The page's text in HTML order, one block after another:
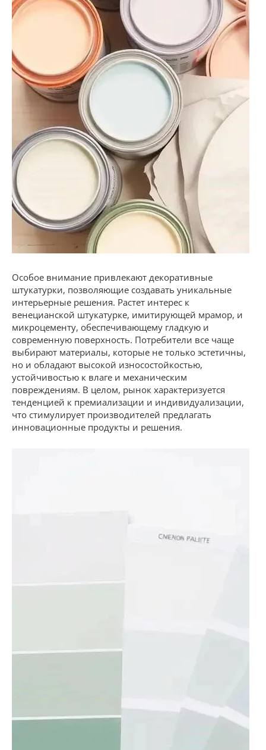
Особое внимание привлекают декоративные
штукатурки, позволяющие создавать уникальные
интерьерные решения. Растет интерес к
венецианской штукатурке, имитирующей мрамор, и
микроцементу, обеспечивающему гладкую и
современную поверхность. Потребители все чаще
выбирают материалы, которые не только эстетичны,
но и обладают высокой износостойкостью,
устойчивостью к влаге и механическим
повреждениям. В целом, рынок характеризуется
тенденцией к премиализации и индивидуализации,
что стимулирует производителей предлагать
инновационные продукты и решения.